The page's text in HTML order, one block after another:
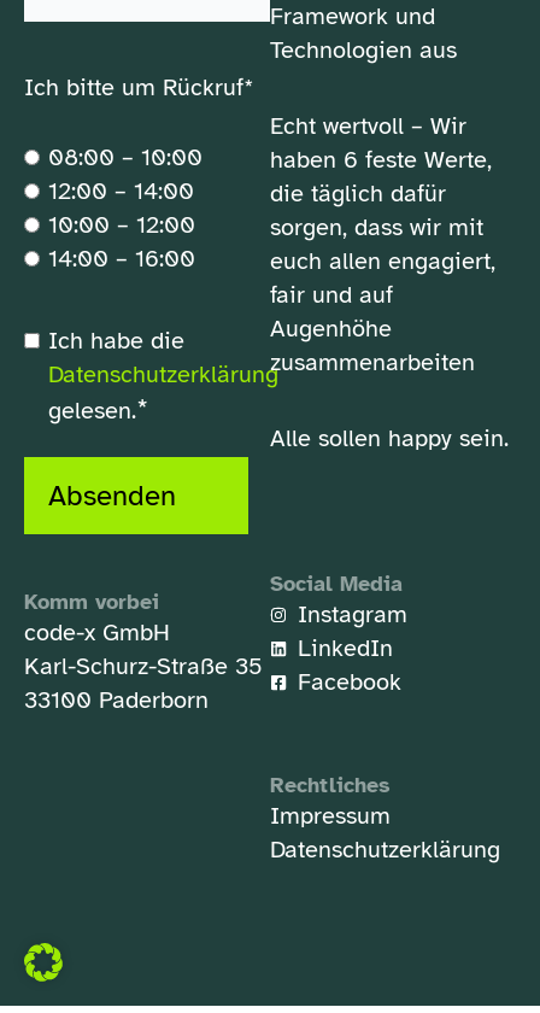
Ich bitte um Rückruf*
08:00 – 10:00
12:00 – 14:00
10:00 – 12:00
14:00 – 16:00
Datenschutzerklärung
Ich habe die
Datenschutzerklärung
gelesen.*
Absenden
Komm vorbei
code-x GmbH
Karl-Schurz-Straße 35
33100 Paderborn
Framework und
Technologien aus
Echt wertvoll – Wir
haben 6 feste Werte,
die täglich dafür
sorgen, dass wir mit
euch allen engagiert,
fair und auf
Augenhöhe
zusammenarbeiten
Alle sollen happy sein.
Social Media
Instagram
LinkedIn
Facebook
Rechtliches
Impressum
Datenschutzerklärung